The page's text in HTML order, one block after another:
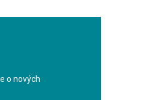
o nových